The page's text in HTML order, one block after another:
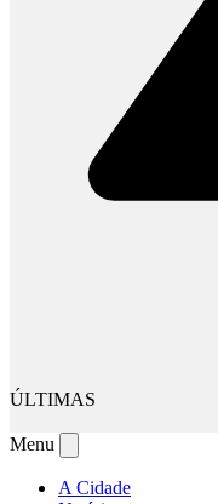
ÚLTIMAS
Menu
A Cidade